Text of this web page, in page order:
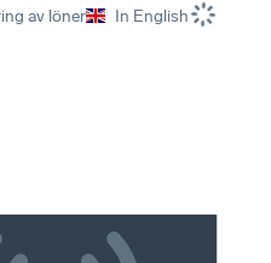
av löner In English